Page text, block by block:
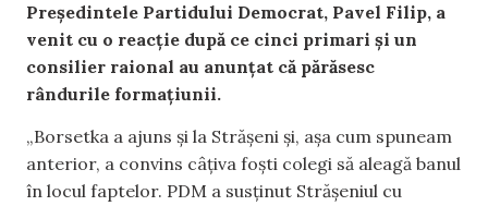
Președintele Partidului Democrat, Pavel Filip, a
venit cu o reacție după ce cinci primari și un
consilier raional au anunțat că părăsesc
rândurile formațiunii.
„Borsetka a ajuns și la Strășeni și, așa cum spuneam
anterior, a convins câțiva foști colegi să aleagă banul
în locul faptelor. PDM a susținut Strășeniul cu